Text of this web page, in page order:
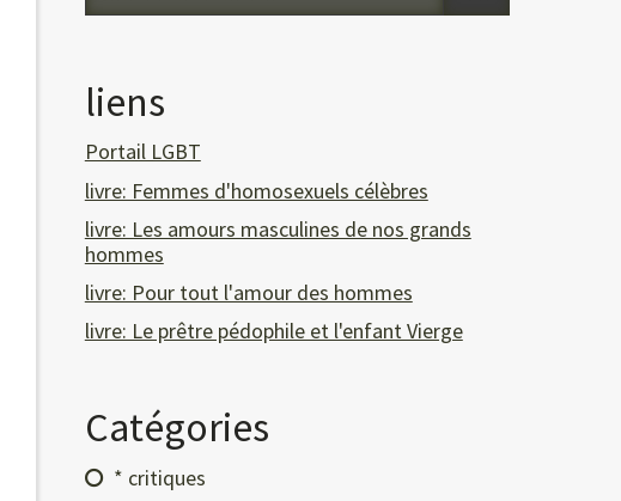
liens
Portail LGBT
livre: Femmes d'homosexuels célèbres
livre: Les amours masculines de nos grands
hommes
livre: Pour tout l'amour des hommes
livre: Le prêtre pédophile et l'enfant Vierge
Catégories
* critiques